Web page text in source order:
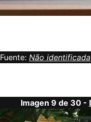
Fuente: Não identificada
Imagen 9 de 30 -